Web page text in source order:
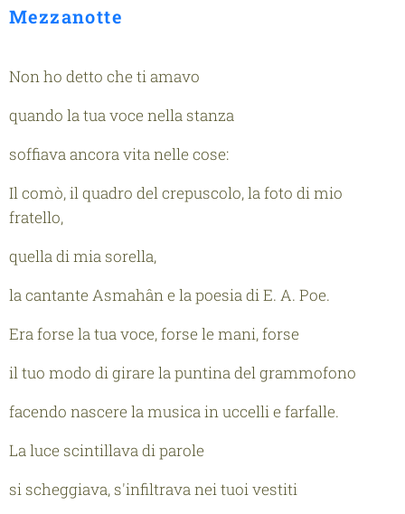
Mezzanotte
Non ho detto che ti amavo
quando la tua voce nella stanza
soffiava ancora vita nelle cose:
Il comò, il quadro del crepuscolo, la foto di mio
fratello,
quella di mia sorella,
la cantante Asmahân e la poesia di E. A. Poe.
Era forse la tua voce, forse le mani, forse
il tuo modo di girare la puntina del grammofono
facendo nascere la musica in uccelli e farfalle.
La luce scintillava di parole
si scheggiava, s'infiltrava nei tuoi vestiti